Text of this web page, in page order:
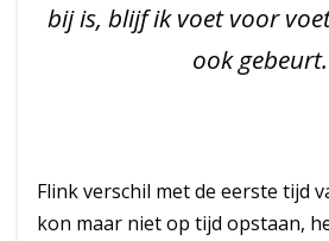
bij is, blijf ik voet voor
ook gebeurt.
Flink verschil met de eerste tijd
kon maar niet op tijd opstaan,